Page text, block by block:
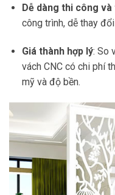
Dễ dàng thi công
công trình, dễ thay
Giá thành hợp lý: So
vách CNC có chi phí
mỹ và độ bền.